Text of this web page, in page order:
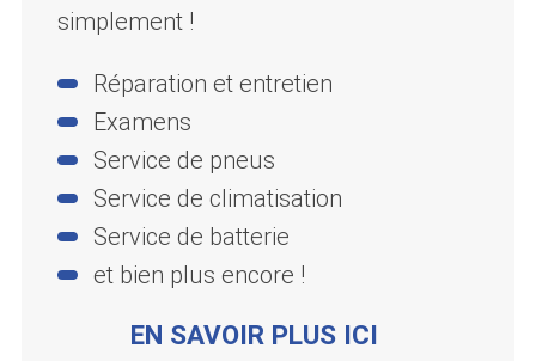
simplement !
Réparation et entretien
Examens
Service de pneus
Service de climatisation
Service de batterie
et bien plus encore !
EN SAVOIR PLUS ICI